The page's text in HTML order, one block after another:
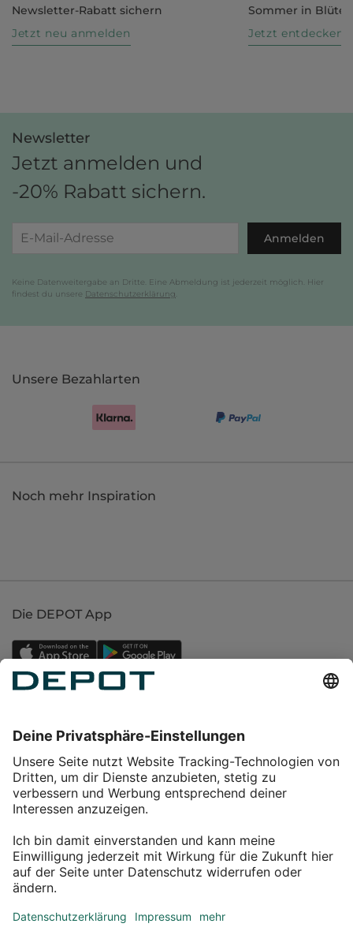
Newsletter-Rabatt sichern
Jetzt neu anmelden
Sommer in Blüte
Jetzt entdecken
Newsletter
Jetzt anmelden und
-20% Rabatt sichern.
Anmelden
Keine Datenweitergabe an Dritte. Eine Abmeldung ist jederzeit möglich. Hier
findest du unsere Datenschutzerklärung
Unsere Bezahlarten
Noch mehr Inspiration
Die DEPOT App
Service
Über DEPOT
Kontakt